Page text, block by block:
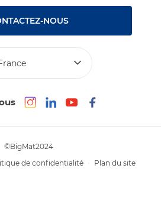
NOUS
©BigMat2024
de confidentialité Plan du site